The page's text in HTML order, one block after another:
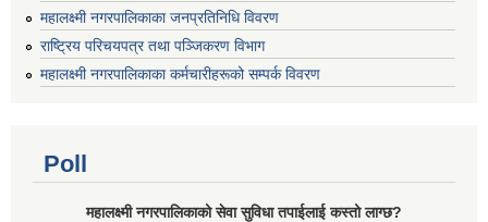
महालक्ष्मी नगरपालिकाका जनप्रतिनिधि विवरण
राष्ट्रिय परिचयपत्र तथा पञ्जिकरण विभाग
महालक्ष्मी नगरपालिकाका कर्मचारीहरूको सम्पर्क विवरण
Poll
महालक्ष्मी नगरपालिकाको सेवा सुविधा तपाईलाई कस्तो लाग्छ?